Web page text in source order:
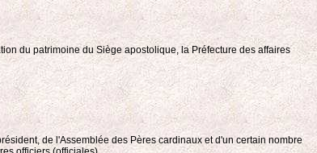
du patrimoine du Siège apostolique, la Préfecture des affaires
de l'Assemblée des Pères cardinaux et d'un certain nombre